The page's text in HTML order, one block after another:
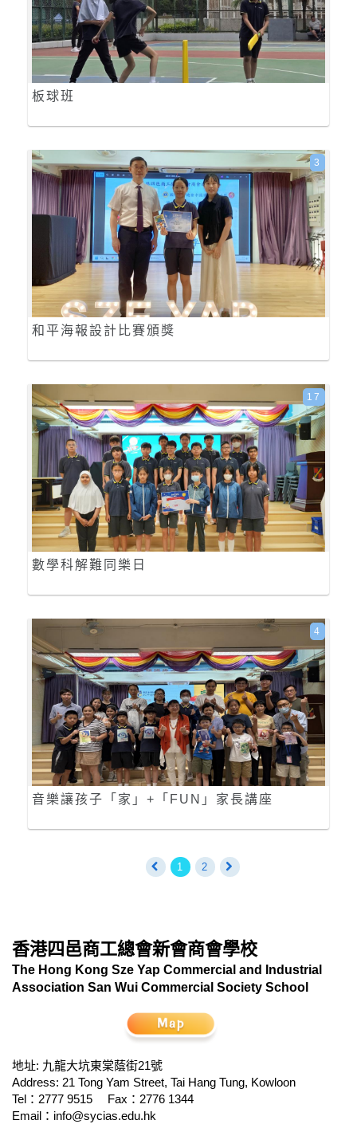
板球班
和平海報設計比賽頒獎
3
數學科解難同樂日
17
音樂讓孩子「家」+「FUN」家長講座
4
1 2
香港四邑商工總會新會商會學校
The Hong Kong Sze Yap Commercial and Industrial
Association San Wui Commercial Society School
地址: 九龍大坑東棠蔭街21號
Address: 21 Tong Yam Street, Tai Hang Tung, Kowloon
Tel：2777 9515
Fax：2776 1344
Email： info@sycias.edu.hk